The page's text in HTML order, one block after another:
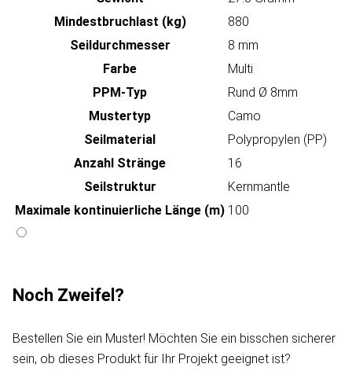
Mindestbruchlast (kg)
880
Seildurchmesser
8 mm
Farbe
Multi
PPM-Typ
Rund Ø 8mm
Mustertyp
Camo
Seilmaterial
Polypropylen (PP)
Anzahl Stränge
16
Seilstruktur
Kernmantle
Maximale kontinuierliche Länge (m) 100
Noch Zweifel?
Bestellen Sie ein Muster! Möchten Sie ein bisschen sicherer
sein, ob dieses Produkt für Ihr Projekt geeignet ist?